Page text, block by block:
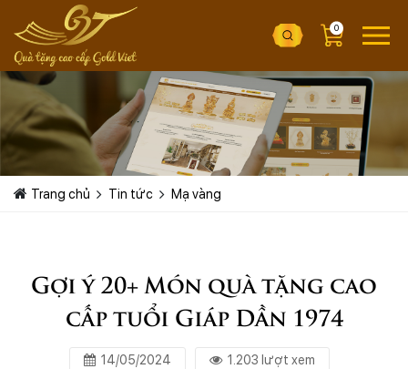
0
Trang chủ Tin tức Mạ vàng
Gợi ý 20+ Món quà tặng cao
cấp tuổi Giáp Dần 1974
14/05/2024 1.203 lượt xem